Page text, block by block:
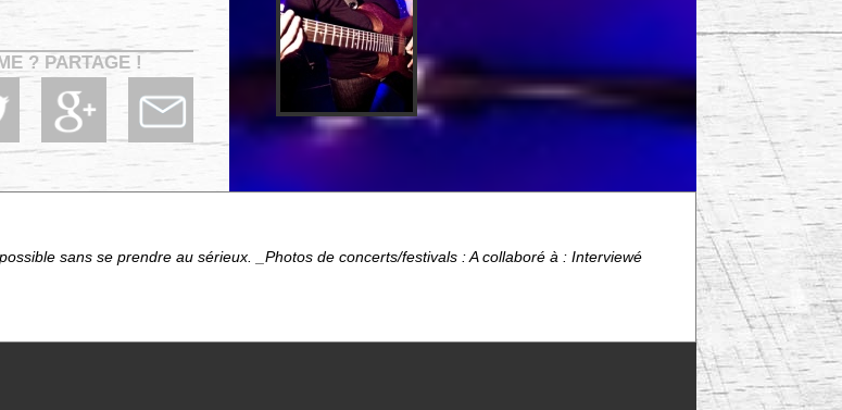
? PARTAGE !
sans se prendre au sérieux. _Photos de concerts/festivals : A collaboré à : Interviewé